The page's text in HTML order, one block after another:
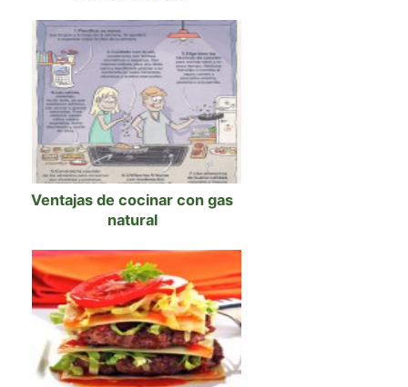
Ventajas de cocinar con gas
natural